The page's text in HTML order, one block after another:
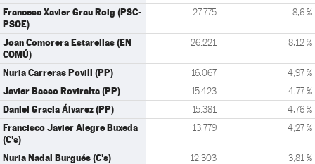
Francesc Xavier Grau Roig (PSC-
PSOE)
27.775 8,6 %
Joan Comorera Estarellas (EN
COMÚ)
26.221 8,12 %
Nuria Carreras Povill (PP) 16.067 4,97 %
Javier Basso Roviralta (PP) 15.423 4,77 %
Daniel Gracia Álvarez (PP) 15.381 4,76 %
Francisco Javier Alegre Buxeda
(C's)
13.779 4,27 %
Nuria Nadal Burgués (C's) 12.303 3,81 %